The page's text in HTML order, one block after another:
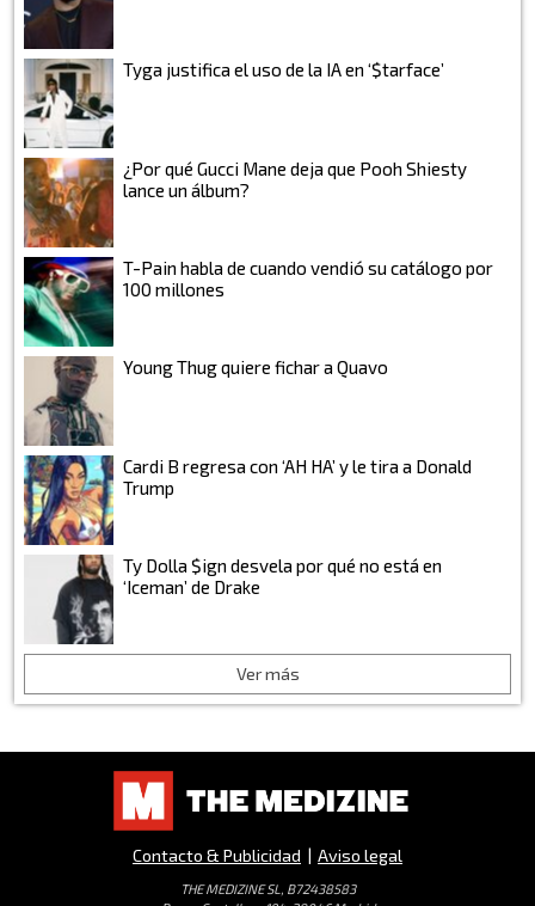
Tyga justifica el uso de la IA en ‘$tarface’
¿Por qué Gucci Mane deja que Pooh Shiesty
lance un álbum?
T-Pain habla de cuando vendió su catálogo por
100 millones
Young Thug quiere fichar a Quavo
Cardi B regresa con ‘AH HA’ y le tira a Donald
Trump
Ty Dolla $ign desvela por qué no está en
‘Iceman’ de Drake
Ver más
Contacto & Publicidad | Aviso legal
THE MEDIZINE SL, B72438583